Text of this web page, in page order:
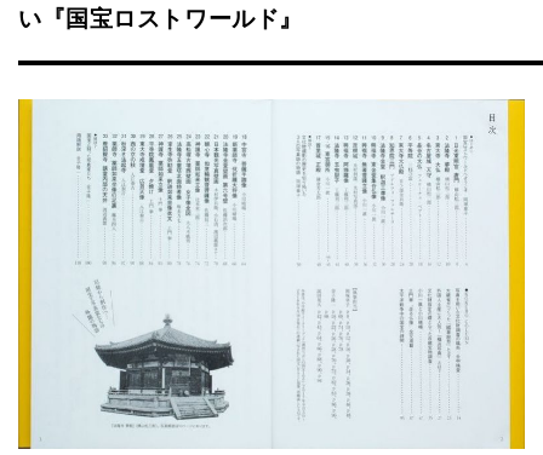
い『国宝ロストワールド』